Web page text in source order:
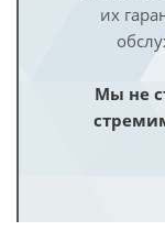
их
Мы не